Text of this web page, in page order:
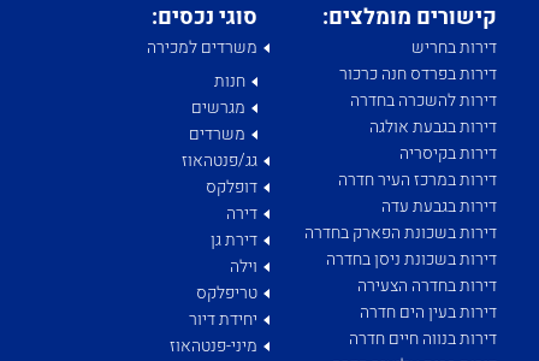
קישורים מומלצים:
דירות בחריש
דירות בפרדס חנה כרכור
דירות להשכרה בחדרה
דירות בגבעת אולגה
דירות בקיסריה
דירות במרכז העיר חדרה
דירות בגבעת עדה
דירות בשכונת הפארק בחדרה
דירות בשכונת ניסן בחדרה
דירות בחדרה הצעירה
דירות בעין הים חדרה
דירות בנווה חיים חדרה
סוגי נכסים:
משרדים למכירה
חנות
מגרשים
משרדים
גג/פנטהאוז
דופלקס
דירה
דירת גן
וילה
טריפלקס
יחידת דיור
מיני-פנטהאוז